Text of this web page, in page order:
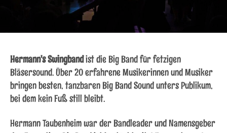
Hermann's Swingbandist die Big Band für fetzigen
Bläsersound. Über 20 erfahrene Musikerinnen und Musiker
bringen besten, tanzbaren Big Band Sound unters Publikum,
bei dem kein Fuß still bleibt.
Hermann Taubenheim war der Bandleader und Namensgeber